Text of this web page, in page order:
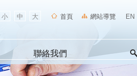
小 中 大 首頁 網站導覽 EN
聯絡我們